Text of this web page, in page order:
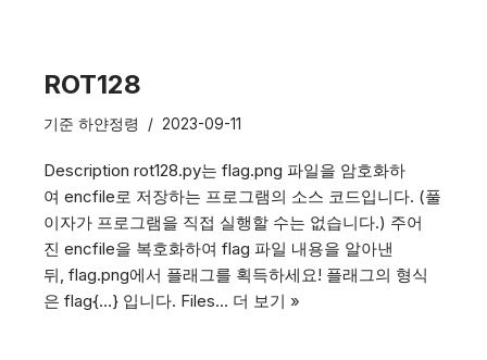
ROT128
기준 하얀정령 2023-09-11
Description rot128.py는 flag.png 파일을 암호화하
여 encfile로 저장하는 프로그램의 소스 코드입니다. (풀
이자가 프로그램을 직접 실행할 수는 없습니다.) 주어
진 encfile을 복호화하여 flag 파일 내용을 알아낸
뒤, flag.png에서 플래그를 획득하세요! 플래그의 형식
은 flag{…} 입니다. Files… 더 보기 »